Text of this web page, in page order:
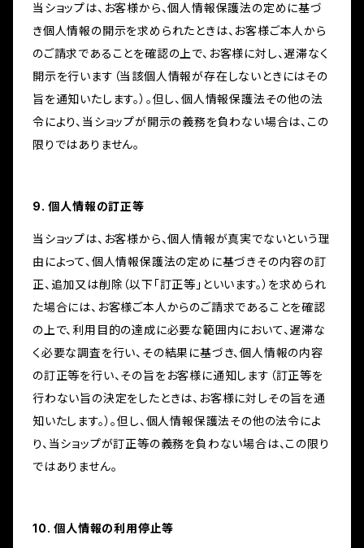
当ショップは、お客様から、個人情報保護法の定めに基づ
き個人情報の開示を求められたときは、お客様ご本人から
のご請求であることを確認の上で、お客様に対し、遅滞なく
開示を行います（当該個人情報が存在しないときにはその
旨を通知いたします。）。但し、個人情報保護法その他の法
令により、当ショップが開示の義務を負わない場合は、この
限りではありません。
9. 個人情報の訂正等
当ショップは、お客様から、個人情報が真実でないという理
由によって、個人情報保護法の定めに基づきその内容の訂
正、追加又は削除（以下「訂正等」といいます。）を求められ
た場合には、お客様ご本人からのご請求であることを確認
の上で、利用目的の達成に必要な範囲内において、遅滞な
く必要な調査を行い、その結果に基づき、個人情報の内容
の訂正等を行い、その旨をお客様に通知します（訂正等を
行わない旨の決定をしたときは、お客様に対しその旨を通
知いたします。）。但し、個人情報保護法その他の法令によ
り、当ショップが訂正等の義務を負わない場合は、この限り
ではありません。
10. 個人情報の利用停止等